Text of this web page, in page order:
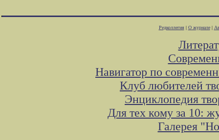
Редколлегия| О журнале|
Навигатор по
Клуб любителей
Энциклопедия
Для тех кому за 10:
Галерея